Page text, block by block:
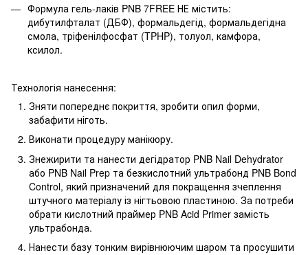
Формула гель-лаків PNB 7FREE НЕ містить:
дибутилфталат (ДБФ), формальдегід, формальдегідна
смола, тріфенілфосфат (TPHP), толуол, камфора,
ксилол.
Технологія нанесення:
Зняти попереднє покриття, зробити опил форми,
забафити ніготь.
Виконати процедуру манікюру.
Знежирити та нанести дегідратор PNB Nail Dehydrator
або PNB Nail Prep та безкислотний ультрабонд PNB Bond
Control, який призначений для покращення зчеплення
штучного матеріалу із нігтьовою пластиною. За потреби
обрати кислотний праймер PNB Acid Primer замість
ультрабонда.
Нанести базу тонким вирівнюючим шаром та просушити